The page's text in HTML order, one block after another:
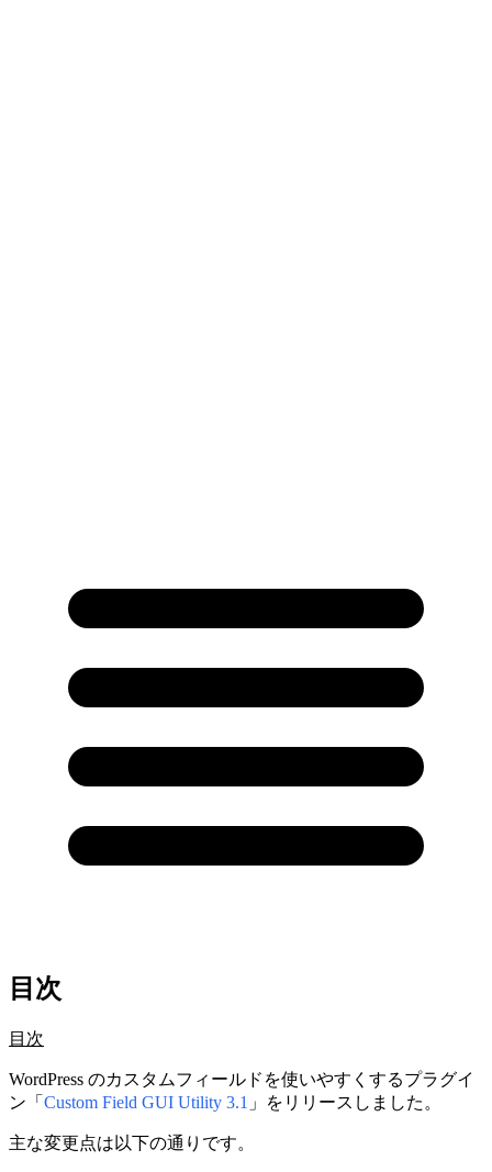
目次
目次
WordPress のカスタムフィールドを使いやすくするプラグイ
ン「 Custom Field GUI Utility 3.1 」をリリースしました。
主な変更点は以下の通りです。